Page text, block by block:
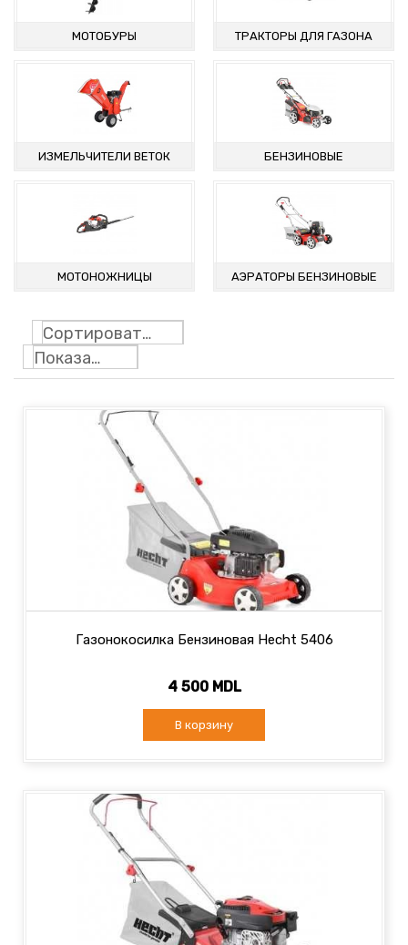
МОТОБУРЫ ТРАКТОРЫ ДЛЯ ГАЗОНА
ИЗМЕЛЬЧИТЕЛИ ВЕТОК
БЕНЗИНОВЫЕ
МОТОНОЖНИЦЫ АЭРАТОРЫ БЕНЗИНОВЫЕ
Сортировать по
Показать: 24
Газонокосилка Бензиновая Hecht 5406
4 500 MDL
В корзину